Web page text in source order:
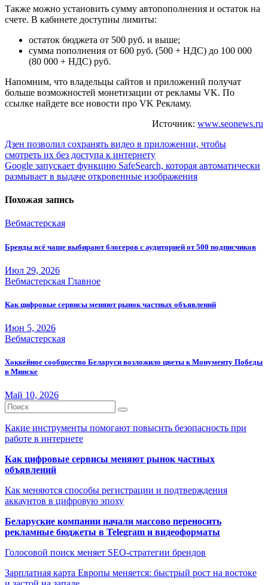
Также можно установить сумму автопополнения и остаток на
счете. В кабинете доступны лимиты:
остаток бюджета от 500 руб. и выше;
сумма пополнения от 600 руб. (500 + НДС) до 100 000
(80 000 + НДС) руб.
Напомним, что владельцы сайтов и приложений получат
больше возможностей монетизации от рекламы VK. По
ссылке найдете все новости про VK Рекламу.
Источник: www.seonews.ru
Навигация
по
записям
Дзен позволил сохранять видео в приложении, чтобы
смотреть их без доступа к интернету
Google запускает функцию SafeSearch, которая автоматически
размывает в выдаче откровенные изображения
Похожая запись
Вебмастерская
Бренды всё чаще выбирают блогеров с аудиторией от 500 подписчиков
Июл 29, 2026
Вебмастерская Главное
Как цифровые сервисы меняют рынок частных объявлений
Июн 5, 2026
Вебмастерская
Хоккейное сообщество Беларуси возложило цветы к Монументу Победы
в Минске
Май 10, 2026
Какие инструменты помогают повысить безопасность при
работе в интернете
Как цифровые сервисы меняют рынок частных
объявлений
Как меняются способы регистрации и подтверждения
аккаунтов в цифровую эпоху
Беларуские компании начали массово переносить
рекламные бюджеты в Telegram и видеоформаты
Голосовой поиск меняет SEO-стратегии брендов
Зарплатная карта Европы меняется: быстрый рост на востоке